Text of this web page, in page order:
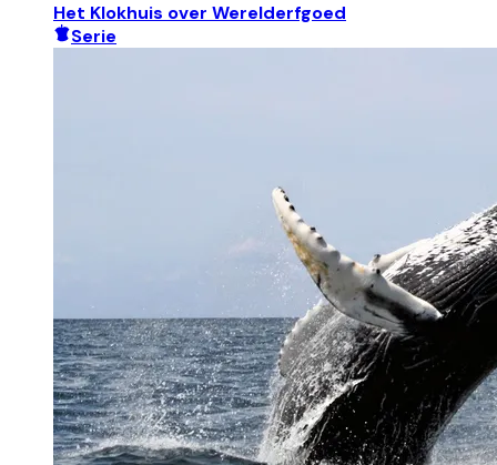
Het Klokhuis over Werelderfgoed
Serie